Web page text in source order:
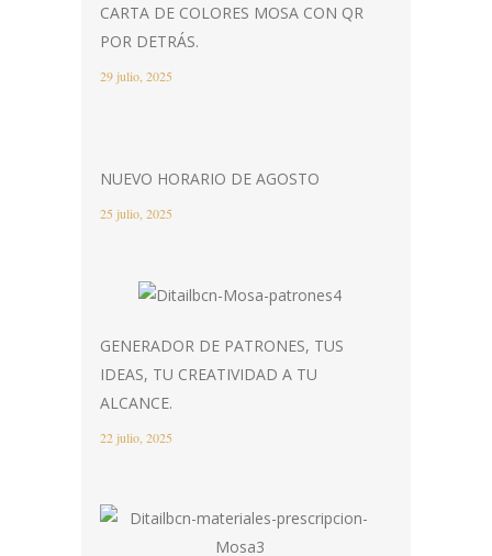
CARTA DE COLORES MOSA CON QR
POR DETRÁS.
29 julio, 2025
NUEVO HORARIO DE AGOSTO
25 julio, 2025
GENERADOR DE PATRONES, TUS
IDEAS, TU CREATIVIDAD A TU
ALCANCE.
22 julio, 2025